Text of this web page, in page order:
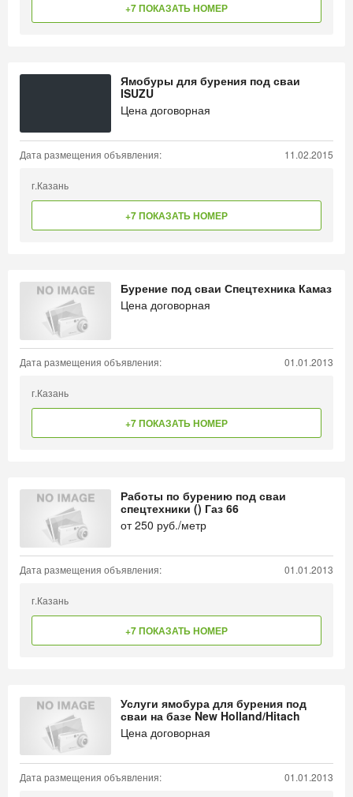
+7 ПОКАЗАТЬ НОМЕР
Ямобуры для бурения под сваи
ISUZU
Цена договорная
Дата размещения объявления: 11.02.2015
г.Казань
+7 ПОКАЗАТЬ НОМЕР
Бурение под сваи Спецтехника Камаз
Цена договорная
Дата размещения объявления: 01.01.2013
г.Казань
+7 ПОКАЗАТЬ НОМЕР
Работы по бурению под сваи
спецтехники () Газ 66
от250 руб./метр
Дата размещения объявления: 01.01.2013
г.Казань
+7 ПОКАЗАТЬ НОМЕР
Услуги ямобура для бурения под
сваи на базе New Holland/Hitach
Цена договорная
Дата размещения объявления: 01.01.2013